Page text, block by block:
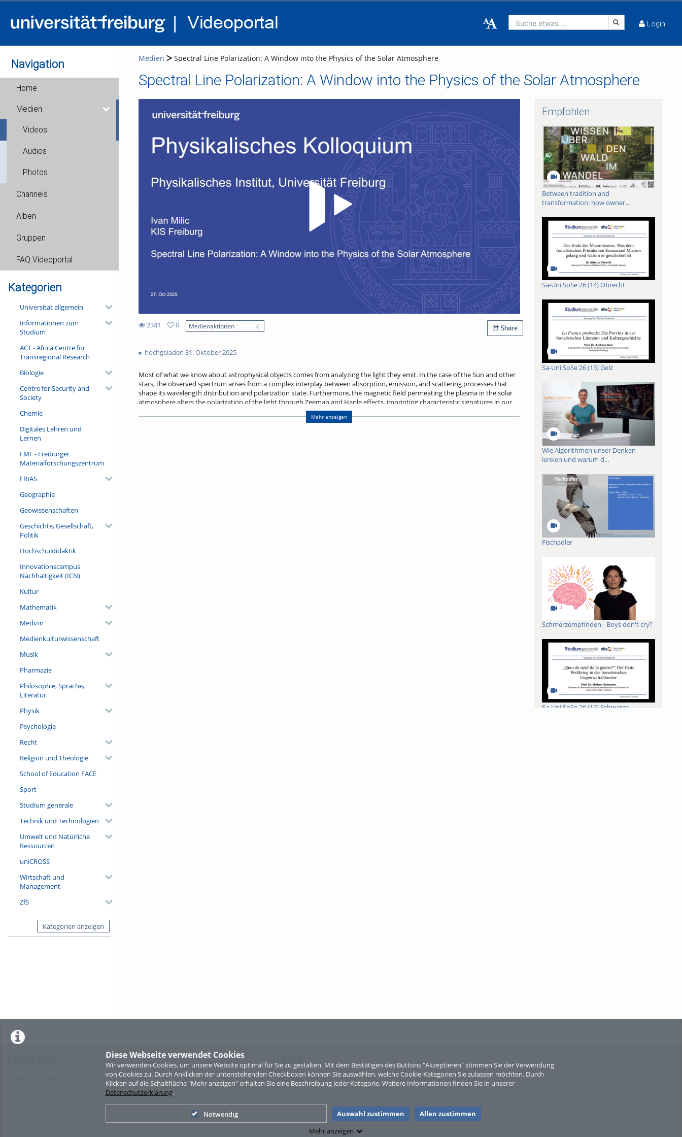
Diese Webseite verwendet Cookies
Wir verwenden Cookies, um unsere Website optimal für Sie zu gestalten. Mit dem Bestätigen des Buttons "Akzeptieren" stimmen Sie der Verwendung
von Cookies zu. Durch Anklicken der untenstehenden Checkboxen können Sie auswählen, welche Cookie-Kategorien Sie zulassen möchten. Durch
Klicken auf die Schaltfläche "Mehr anzeigen" erhalten Sie eine Beschreibung jeder Kategorie. Weitere Informationen finden Sie in unserer
Datenschutzerklärung.
Notwendig Auswahl zustimmen
Allen zustimmen
Mehr anzeigen
Suche etwas ... Login
Navigation
Home
Medien
Videos
Audios
Photos
Channels
Alben
Gruppen
FAQ Videoportal
Kategorien
Universität allgemein
Informationen zum
Studium
ACT - Africa Centre for
Transregional Research
Biologie
Centre for Security and
Society
Chemie
Digitales Lehren und
Lernen
FMF - Freiburger
Materialforschungszentrum
FRIAS
Geographie
Geowissenschaften
Geschichte, Gesellschaft,
Politik
Hochschuldidaktik
Innovationscampus
Nachhaltigkeit (ICN)
Kultur
Mathematik
Medizin
Medienkulturwissenschaft
Musik
Pharmazie
Philosophie, Sprache,
Literatur
Physik
Psychologie
Recht
Religion und Theologie
School of Education FACE
Sport
Studium generale
Technik und Technologien
Umwelt und Natürliche
Ressourcen
uniCROSS
Wirtschaft und
Management
ZfS
Kategorien anzeigen
Medien Spectral Line Polarization: A Window into the Physics of the Solar Atmosphere
Spectral Line Polarization: A Window into the Physics of the Solar Atmosphere
Video abspielen
2341
views
0
Medienaktionen Share
hochgeladen 31. Oktober 2025
Most of what we know about astrophysical objects comes from analyzing the light they emit. In the case of the Sun and other
stars, the observed spectrum arises from a complex interplay between absorption, emission, and scattering processes that
shape its wavelength distribution and polarization state. Furthermore, the magnetic field permeating the plasma in the solar
atmosphere alters the polarization of the light through Zeeman and Hanle effects, imprinting characteristic signatures in our
observations. In this talk, we will delve into the radiative transfer formalism and atomic processes to describe the spectral line
formation in the solar atmosphere. We will discuss spectral line formation under non-local thermodynamic equilibrium (non-
Mehr anzeigen
Empfohlen
Between tradition and
transformation: how owner...
Sa-Uni SoSe 26 (14) Obrecht
Sa-Uni SoSe 26 (13) Gelz
Wie Algorithmen unser Denken
lenken und warum d...
Fischadler
Schmerzempfinden - Boys don't cry?
Sa-Uni SoSe 26 (12) Schwarze
Sperber
Links
Sitemap